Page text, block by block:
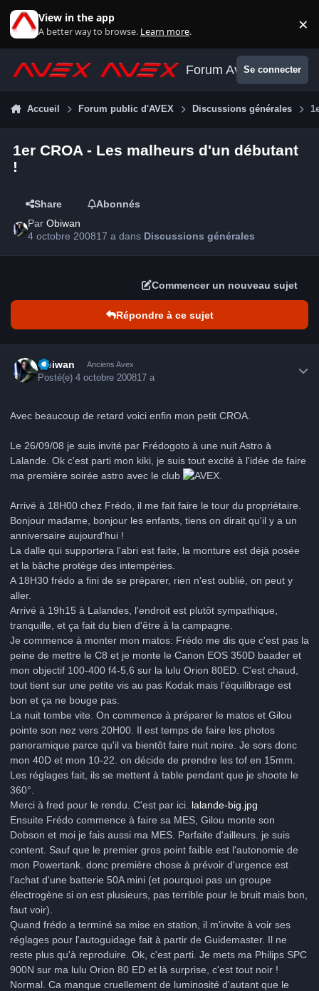
View in the app
A better way to browse. Learn more. ×
Forum AvexSe connecter
Accueil Forum public d'AVEX Discussions générales
1er CROA - Les malheurs d'un débutant
!
Share
Abonnés
ParObiwan
4 octobre 200817 a dans Discussions générales
Commencer un nouveau sujet
Répondre à ce sujet
Obiwan Anciens Avex
Posté(e)4 octobre 200817 a
Avec beaucoup de retard voici enfin mon petit CROA.
Le 26/09/08 je suis invité par Frédogoto à une nuit Astro à
Lalande. Ok c'est parti mon kiki, je suis tout excité à l'idée de faire
ma première soirée astro avec le club
Arrivé à 18H00 chez Frédo, il me fait faire le tour du propriétaire.
Bonjour madame, bonjour les enfants, tiens on dirait qu'il y a un
anniversaire aujourd'hui !
La dalle qui supportera l'abri est faite, la monture est déjà posée
et la bâche protège des intempéries.
A 18H30 frédo a fini de se préparer, rien n'est oublié, on peut y
aller.
Arrivé à 19h15 à Lalandes, l'endroit est plutôt sympathique,
tranquille, et ça fait du bien d'être à la campagne.
Je commence à monter mon matos: Frédo me dis que c'est pas la
peine de mettre le C8 et je monte le Canon EOS 350D baader et
mon objectif 100-400 f4-5,6 sur la lulu Orion 80ED. C'est chaud,
tout tient sur une petite vis au pas Kodak mais l'équilibrage est
bon et ça ne bouge pas.
La nuit tombe vite. On commence à préparer le matos et Gilou
pointe son nez vers 20H00. Il est temps de faire les photos
panoramique parce qu'il va bientôt faire nuit noire. Je sors donc
mon 40D et mon 10-22. on décide de prendre les tof en 15mm.
Les réglages fait, ils se mettent à table pendant que je shoote le
360°.
Merci à fred pour le rendu. C'est par ici. lalande-big.jpg
Ensuite Frédo commence à faire sa MES, Gilou monte son
Dobson et moi je fais aussi ma MES. Parfaite d'ailleurs. je suis
content. Sauf que le premier gros point faible est l'autonomie de
mon Powertank. donc première chose à prévoir d'urgence est
l'achat d'une batterie 50A mini (et pourquoi pas un groupe
électrogène si on est plusieurs, pas terrible pour le bruit mais bon,
faut voir).
Quand frédo a terminé sa mise en station, il m'invite à voir ses
réglages pour l'autoguidage fait à partir de Guidemaster. Il ne
reste plus qu'à reproduire. Ok, c'est parti. Je mets ma Philips SPC
900N sur ma lulu Orion 80 ED et là surprise, c'est tout noir !
Normal. Ca manque cruellement de luminosité d'autant que le